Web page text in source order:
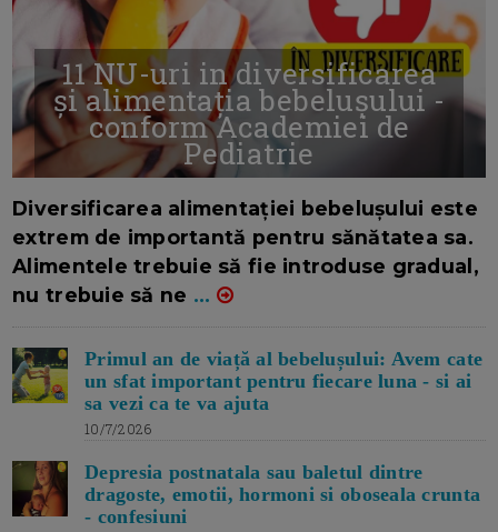
11 NU-uri in diversificarea
și alimentația bebelușului -
conform Academiei de
Pediatrie
Diversificarea alimentației bebelușului este
extrem de importantă pentru sănătatea sa.
Alimentele trebuie să fie introduse gradual,
nu trebuie să ne ...
Primul an de viață al bebelușului: Avem cate
un sfat important pentru fiecare luna - si ai
sa vezi ca te va ajuta
10/7/2026
Depresia postnatala sau baletul dintre
dragoste, emotii, hormoni si oboseala crunta
- confesiuni